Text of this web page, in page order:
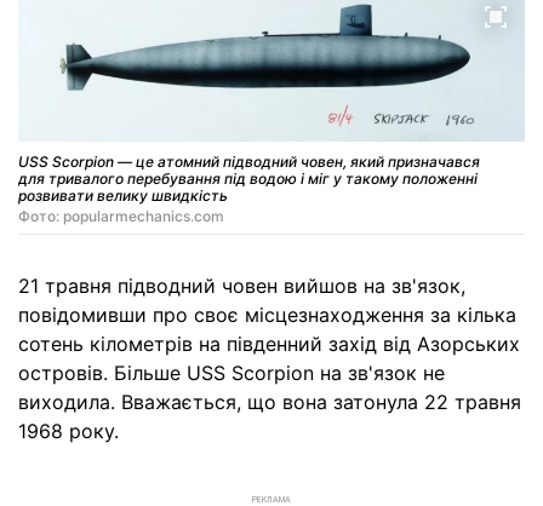
USS Scorpion — це атомний підводний човен, який призначався
для тривалого перебування під водою і міг у такому положенні
розвивати велику швидкість
Фото: popularmechanics.com
21 травня підводний човен вийшов на зв'язок,
повідомивши про своє місцезнаходження за кілька
сотень кілометрів на південний захід від Азорських
островів. Більше USS Scorpion на зв'язок не
виходила. Вважається, що вона затонула 22 травня
1968 року.
РЕКЛАМА